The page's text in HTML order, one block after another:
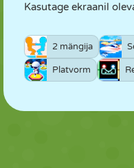
Kasutage ekraanil
2 mängija
Platvorm